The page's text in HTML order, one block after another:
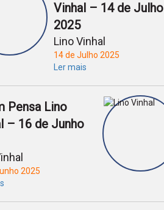
Vinhal – 14 de Julho
2025
Lino Vinhal
14 de Julho 2025
Ler mais
Pensa Lino
– 16 de Junho
2025